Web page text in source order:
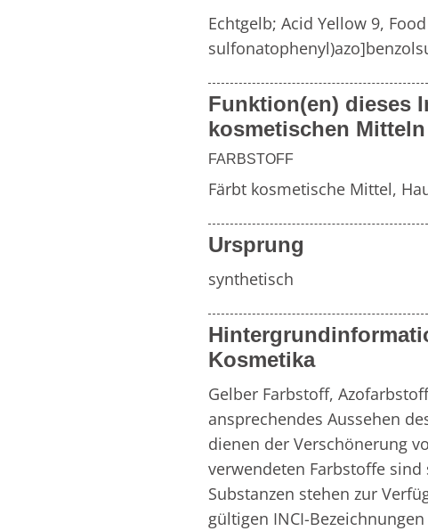
Weitere Inhaltsstoffe
Zahnpflegemitteln
Duftfamilien
Echtgelb; Acid Yellow 9,
Funktion(en) dieses
kosmetischen Mitteln
FARBSTOFF
Färbt kosmetische Mittel,
Ursprung
synthetisch
Kosmetika
Gelber Farbstoff,
ansprechendes Aussehen
dienen der Verschönerung
verwendeten Farbstoffe
Substanzen stehen zur
gültigen INCI-